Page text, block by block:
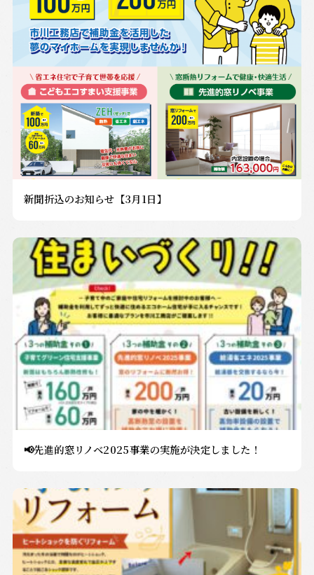
新聞折込のお知らせ【3月1日】
📢先進的窓リノベ2025事業の実施が決定しました！